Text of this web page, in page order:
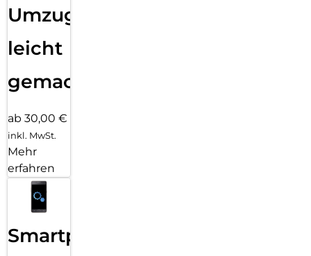
Umzug
leicht
gemacht!
ab 30,00 €
inkl. MwSt.
Mehr
erfahren
Smartphone